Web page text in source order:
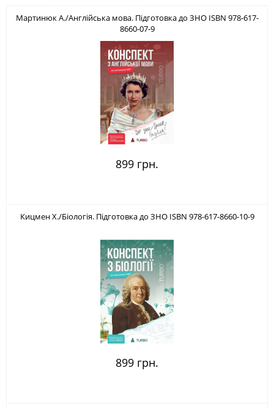
Мартинюк А./Англійська мова. Підготовка до ЗНО ISBN 978-617-
8660-07-9
899 грн.
Кицмен Х./Біологія. Підготовка до ЗНО ISBN 978-617-8660-10-9
899 грн.